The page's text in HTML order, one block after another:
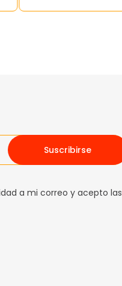
Suscribirse
a mi correo y acepto las